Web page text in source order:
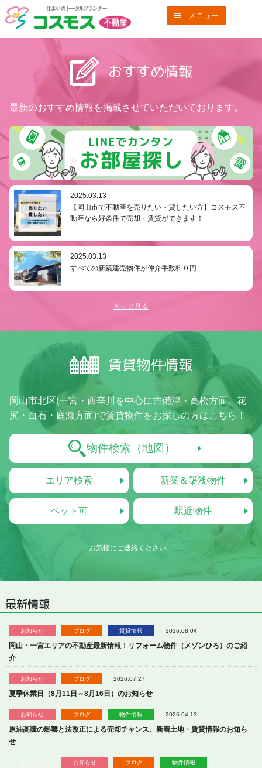
コスモス不動産
メニュー
おすすめ情報
最新のおすすめ情報を掲載させていただいております。
2025.03.13
【岡山市で不動産を売りたい・貸したい方】コスモス不
動産なら好条件で売却・賃貸ができます！
2025.03.13
すべての新築建売物件が仲介手数料０円
もっと見る
賃貸物件情報
岡山市北区(一宮・西辛川を中心に吉備津・高松方面、花
尻・白石・庭瀬方面)で賃貸物件をお探しの方はこちら！
物件検索（地図）
エリア検索 新築＆築浅物件
ペット可 駅近物件
お気軽にご連絡ください。
最新情報
お知らせ ブログ 賃貸情報 2026.08.04
岡山・一宮エリアの不動産最新情報！リフォーム物件（メゾンひろ）のご紹
介
お知らせ ブログ 2026.07.27
夏季休業日（8月11日～8月16日）のお知らせ
お知らせ ブログ 物件情報 2026.04.13
原油高騰の影響と法改正による売却チャンス、新着土地・賃貸情報のお知ら
せ
お知らせ ブログ
物件情報